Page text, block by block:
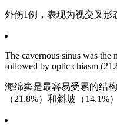
外伤1例，表现为视交叉形
The cavernous sinus was the
followed by optic chiasm
海绵窦是最容易受累的结
（21.8%）和斜坡（14.1%）